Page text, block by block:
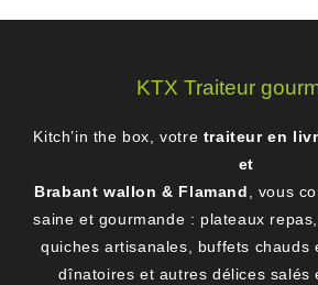
KTX Traiteur
Kitch’in the box, votre traiteur en
et
Brabant wallon & Flamand , vous
saine et gourmande : plateaux
quiches artisanales, buffets chauds
dînatoires et autres délices salés